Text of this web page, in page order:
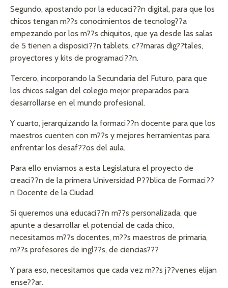
Segundo, apostando por la educaci??n digital, para que los
chicos tengan m??s conocimientos de tecnolog??a
empezando por los m??s chiquitos, que ya desde las salas
de 5 tienen a disposici??n tablets, c??maras dig??tales,
proyectores y kits de programaci??n.
Tercero, incorporando la Secundaria del Futuro, para que
los chicos salgan del colegio mejor preparados para
desarrollarse en el mundo profesional.
Y cuarto, jerarquizando la formaci??n docente para que los
maestros cuenten con m??s y mejores herramientas para
enfrentar los desaf??os del aula.
Para ello enviamos a esta Legislatura el proyecto de
creaci??n de la primera Universidad P??blica de Formaci??
n Docente de la Ciudad.
Si queremos una educaci??n m??s personalizada, que
apunte a desarrollar el potencial de cada chico,
necesitamos m??s docentes, m??s maestros de primaria,
m??s profesores de ingl??s, de ciencias???
Y para eso, necesitamos que cada vez m??s j??venes elijan
ense??ar.